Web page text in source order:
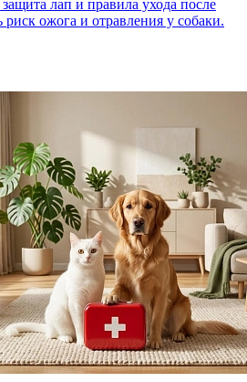
лап и правила ухода после
ожога и отравления у собаки.